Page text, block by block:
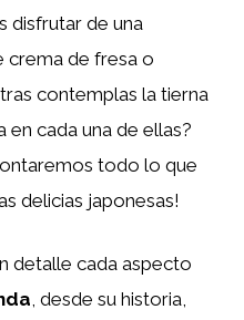
disfrutar de una
crema de fresa o
contemplas la tierna
en cada una de ellas?
todo lo que
delicias japonesas!
detalle cada aspecto
, desde su historia,